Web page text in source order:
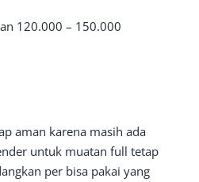
120.000 – 150.000
aman karena masih ada
untuk muatan full tetap
per bisa pakai yang